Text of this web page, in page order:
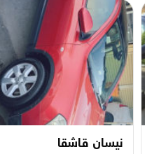
نيسان قاشقا